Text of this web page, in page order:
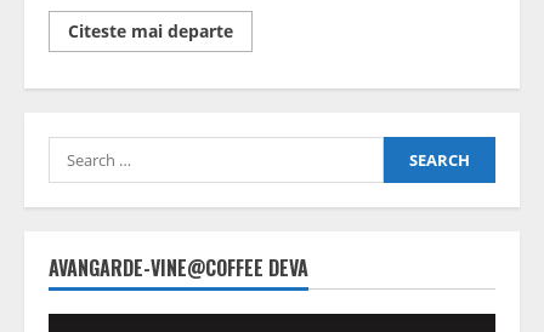
Citeste mai departeRead
more
pentru
zile,
–
respect
trecut
Search
for:
AVANGARDE-VINE@COFFEE DEVA